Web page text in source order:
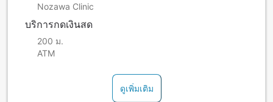
Nozawa Clinic
บริการกดเงินสด
200 ม.
ATM
ดูเพิ่มเติม